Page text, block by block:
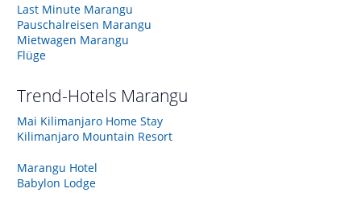
Last Minute Marangu
Pauschalreisen Marangu
Mietwagen Marangu
Flüge
Trend-Hotels Marangu
Mai Kilimanjaro Home Stay
Kilimanjaro Mountain Resort
Marangu Hotel
Babylon Lodge